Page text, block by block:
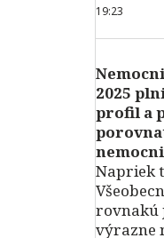
19:23
2025
profil a
Napriek
rovnakú
výrazne